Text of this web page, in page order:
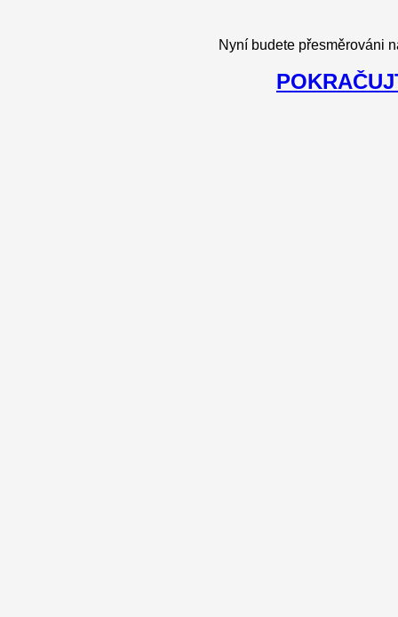
Nyní budete přesměrováni